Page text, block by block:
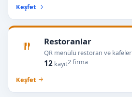
Keşfet
Restoranlar
QR menülü restoran ve kafeler
12kayıt2 firma
Keşfet